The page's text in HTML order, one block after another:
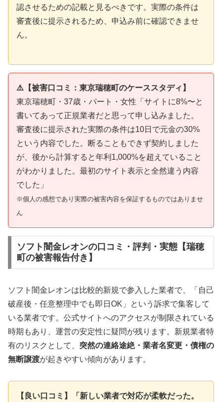
認させるための記載と見るべきです。実際の条件は
審査後に提示されるため、申込み前に確認できませ
ん。
⚠️【被害口コミ：東京瑞穂町のケーススタディ】
東京瑞穂町・37歳・パート・女性「サイトに8%〜と
書いてあって正規業者だと思って申し込みました。
審査後に提示された実際の条件は10日で元金の30%
という内容でした。断ることもできず契約しました
が、後から計算すると年利1,000%を超えていること
がわかりました。最初のサイト表示と全然違う内容
でした」
※個人の感想であり実際の被害内容を保証するものではありませ
ん
ソフト闇金レオンの口コミ・評判・実態【瑞穂
町の被害報告付き】
ソフト闇金レオンは比較的新規で参入した業者で、「自己
破産後・任意整理中でも即日OK」という訴求で集客して
いる業者です。公式サイトへのアクセスが制限されている
時期もあり、運営の安定性に疑問が残ります。新規業者特
有のリスクとして、 突然の連絡途絶・業者名変更・債権の
無断譲渡が起きやすい傾向があります。
【良い口コミ】「新しい業者で対応が柔軟だった。